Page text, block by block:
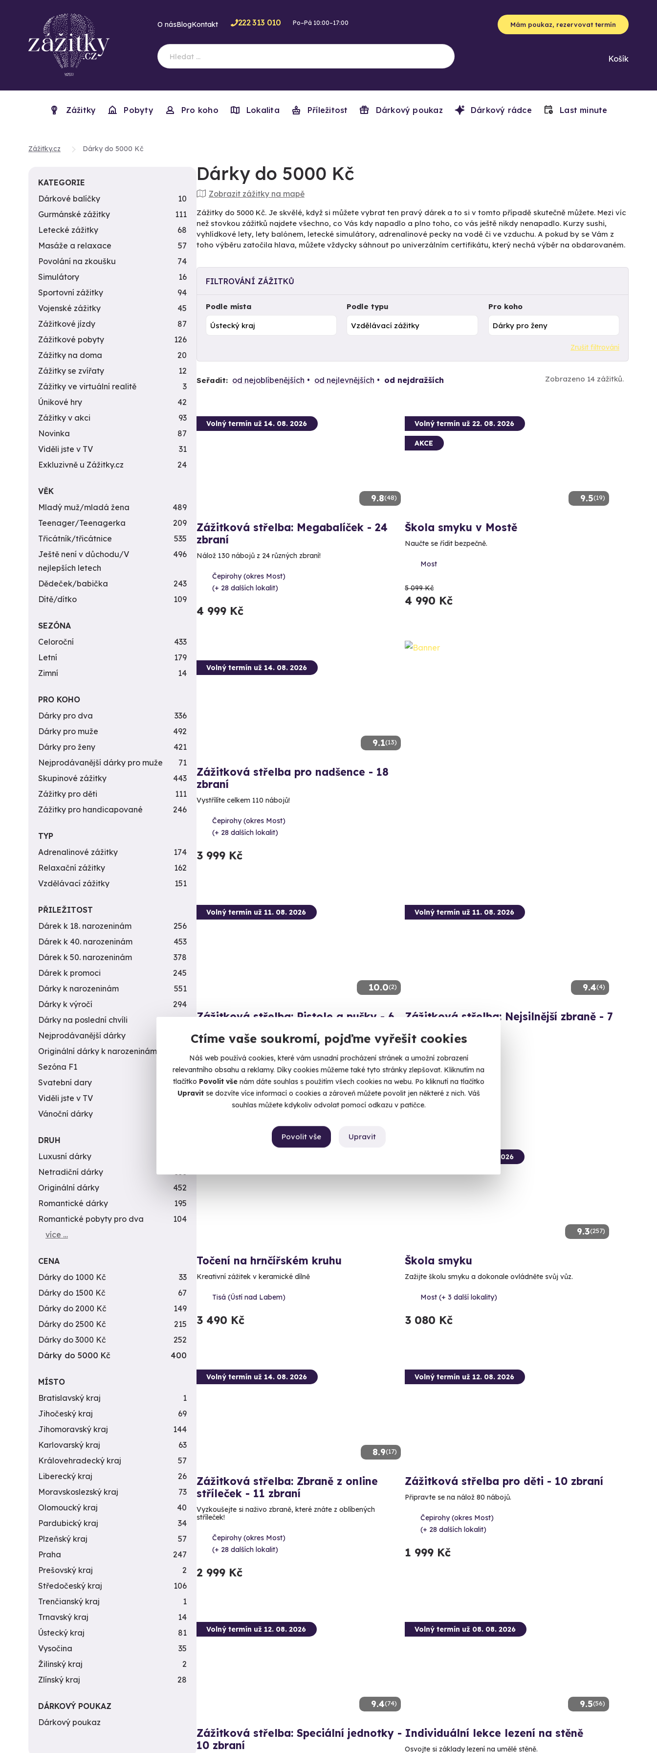
Ctíme vaše soukromí, pojďme vyřešit cookies
Náš web používá cookies, které vám usnadní procházení stránek a umožní zobrazení
relevantního obsahu a reklamy. Díky cookies můžeme také tyto stránky zlepšovat. Kliknutím na
tlačítko Povolit vše nám dáte souhlas s použitím všech cookies na webu. Po kliknutí na tlačítko
Upravitse dozvíte více informací o cookies a zároveň můžete povolit jen některé z nich. Váš
souhlas můžete kdykoliv odvolat pomocí odkazu v patičce.
Upravit
Povolit vše
O násBlogKontakt 222 313 010 Po–Pá 10:00–17:00 Mám poukaz, rezervovat termín
Košík
Zážitky Pobyty Pro koho Lokalita Příležitost Dárkový poukaz Dárkový rádce Last minute
Zážitky.cz Dárky do 5000 Kč
Dárky do 5000 Kč
Zobrazit zážitky na mapě
Zážitky do 5000 Kč. Je skvělé, když si můžete vybrat ten pravý dárek a to si v tomto případě skutečně můžete. Mezi víc
než stovkou zážitků najdete všechno, co Vás kdy napadlo a plno toho, co vás ještě nikdy nenapadlo. Kurzy sushi,
vyhlídkové lety, lety balónem, letecké simulátory, adrenalinové pecky na vodě či ve vzduchu. A pokud by se Vám z
toho výběru zatočila hlava, můžete vždycky sáhnout po univerzálním certifikátu, který nechá výběr na obdarovaném.
FILTROVÁNÍ ZÁŽITKŮ
Podle místa Podle typu Pro koho
Zrušit filtrování
Seřadit: od nejoblíbenějších od nejlevnějších od nejdražších Zobrazeno 14 zážitků.
9.8(48)
Volný termín už 14. 08. 2026
Zážitková střelba: Megabalíček - 24
zbraní
Nálož 130 nábojů z 24 různých zbraní!
Čepirohy (okres Most)
(+ 28 dalších lokalit)
4 999 Kč
9.5(19)
Volný termín už 22. 08. 2026
AKCE
Škola smyku v Mostě
Naučte se řídit bezpečně.
Most
5 099 Kč
4 990 Kč
9.1(13)
Volný termín už 14. 08. 2026
Zážitková střelba pro nadšence - 18
zbraní
Vystřílíte celkem 110 nábojů!
Čepirohy (okres Most)
(+ 28 dalších lokalit)
3 999 Kč
10.0(2)
Volný termín už 11. 08. 2026
Zážitková střelba: Pistole a pušky - 6
Čeká vás 60 výstřelů!
Čepirohy (okres Most)
(+ 28 dalších lokalit)
3 599 Kč
9.4(4)
Volný termín už 11. 08. 2026
Zážitková střelba: Nejsilnější zbraně - 7
Vypálíte 13 výstřelů!
Čepirohy (okres Most)
(+ 28 dalších lokalit)
3 599 Kč
Točení na hrnčířském kruhu
Kreativní zážitek v keramické dílně
Tisá (Ústí nad Labem)
3 490 Kč
9.3(257)
Volný termín už 17. 08. 2026
Škola smyku
Zažijte školu smyku a dokonale ovládněte svůj vůz.
Most (+ 3 další lokality)
3 080 Kč
8.9(17)
Volný termín už 14. 08. 2026
Zážitková střelba: Zbraně z online
stříleček - 11 zbraní
Vyzkoušejte si naživo zbraně, které znáte z oblíbených
stříleček!
Čepirohy (okres Most)
(+ 28 dalších lokalit)
2 999 Kč
Volný termín už 12. 08. 2026
Zážitková střelba pro děti - 10 zbraní
Připravte se na nálož 80 nábojů.
Čepirohy (okres Most)
(+ 28 dalších lokalit)
1 999 Kč
9.4(74)
Volný termín už 12. 08. 2026
Zážitková střelba: Speciální jednotky -
10 zbraní
9.5(56)
Volný termín už 08. 08. 2026
Individuální lekce lezení na stěně
Osvojte si základy lezení na umělé stěně.
KATEGORIE
Dárkové balíčky
10
Gurmánské zážitky
111
Letecké zážitky
68
Masáže a relaxace
57
Povolání na zkoušku
74
Simulátory
16
Sportovní zážitky
94
Vojenské zážitky
45
Zážitkové jízdy
87
Zážitkové pobyty
126
Zážitky na doma
20
Zážitky se zvířaty
12
Zážitky ve virtuální realitě
3
Únikové hry
42
Zážitky v akci
93
Novinka
87
Viděli jste v TV
31
Exkluzivně u Zážitky.cz
24
VĚK
Mladý muž/mladá žena
489
Teenager/Teenagerka
209
Třicátník/třicátnice
535
Ještě není v důchodu/V
nejlepších letech
496
Dědeček/babička
243
Dítě/dítko
109
SEZÓNA
Celoroční
433
Letní
179
Zimní
14
PRO KOHO
Dárky pro dva
336
Dárky pro muže
492
Dárky pro ženy
421
Nejprodávanější dárky pro muže
71
Skupinové zážitky
443
Zážitky pro děti
111
Zážitky pro handicapované
246
TYP
Adrenalinové zážitky
174
Relaxační zážitky
162
Vzdělávací zážitky
151
PŘILEŽITOST
Dárek k 18. narozeninám
256
Dárek k 40. narozeninám
453
Dárek k 50. narozeninám
378
Dárek k promoci
245
Dárky k narozeninám
551
Dárky k výročí
294
Dárky na poslední chvíli
450
Nejprodávanější dárky
Originální dárky k narozeninám
Sezóna F1
4
Svatební dary
196
Viděli jste v TV
31
Vánoční dárky
DRUH
Luxusní dárky
Netradiční dárky
353
Originální dárky
452
Romantické dárky
195
Romantické pobyty pro dva
104
více …
CENA
Dárky do 1000 Kč
33
Dárky do 1500 Kč
67
Dárky do 2000 Kč
149
Dárky do 2500 Kč
215
Dárky do 3000 Kč
252
Dárky do 5000 Kč
400
MÍSTO
Bratislavský kraj
1
Jihočeský kraj
69
Jihomoravský kraj
144
Karlovarský kraj
63
Královehradecký kraj
57
Liberecký kraj
26
Moravskoslezský kraj
73
Olomoucký kraj
40
Pardubický kraj
34
Plzeňský kraj
57
Praha
247
Prešovský kraj
2
Středočeský kraj
106
Trenčianský kraj
1
Trnavský kraj
14
Ústecký kraj
81
Vysočina
35
Žilinský kraj
2
Zlínský kraj
28
DÁRKOVÝ POUKAZ
Dárkový poukaz